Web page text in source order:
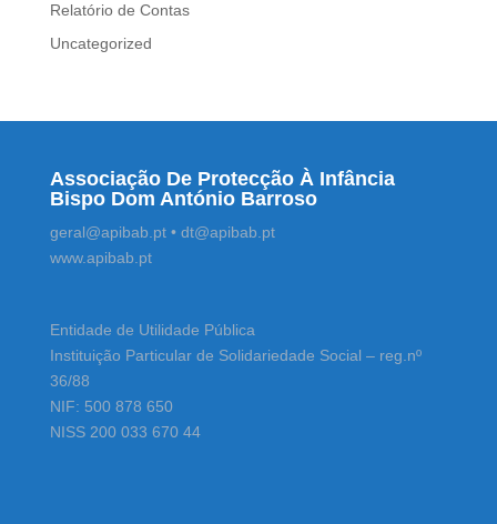
Relatório de Contas
Uncategorized
Associação De Protecção À Infância
Bispo Dom António Barroso
geral@apibab.pt • dt@apibab.pt
www.apibab.pt
Entidade de Utilidade Pública
Instituição Particular de Solidariedade Social – reg.nº
36/88
NIF: 500 878 650
NISS 200 033 670 44